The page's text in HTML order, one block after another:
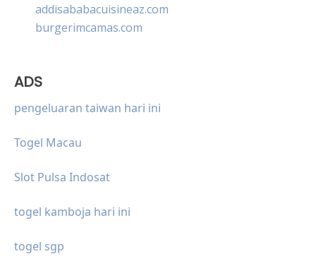
addisababacuisineaz.com
burgerimcamas.com
ADS
pengeluaran taiwan hari ini
Togel Macau
Slot Pulsa Indosat
togel kamboja hari ini
togel sgp